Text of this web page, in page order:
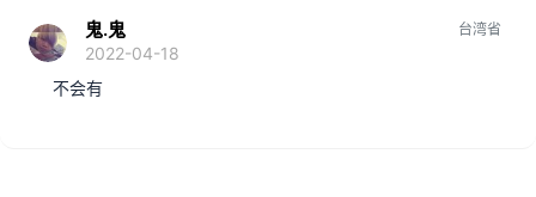
鬼.鬼
2022-04-18
台湾省
不会有